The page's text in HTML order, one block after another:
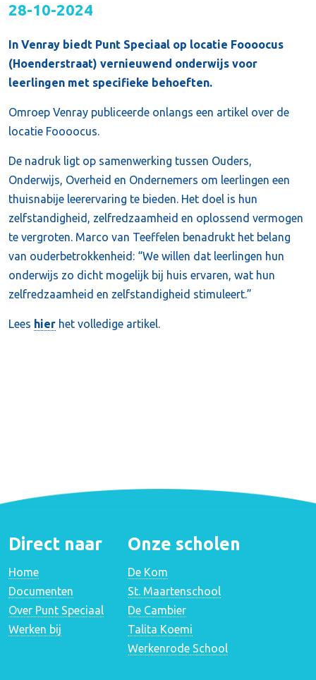
28-10-2024
In Venray biedt Punt Speciaal op locatie Foooocus
(Hoenderstraat) vernieuwend onderwijs voor
leerlingen met specifieke behoeften.
Omroep Venray publiceerde onlangs een artikel over de
locatie Foooocus.
De nadruk ligt op samenwerking tussen Ouders,
Onderwijs, Overheid en Ondernemers om leerlingen een
thuisnabije leerervaring te bieden. Het doel is hun
zelfstandigheid, zelfredzaamheid en oplossend vermogen
te vergroten. Marco van Teeffelen benadrukt het belang
van ouderbetrokkenheid: “We willen dat leerlingen hun
onderwijs zo dicht mogelijk bij huis ervaren, wat hun
zelfredzaamheid en zelfstandigheid stimuleert.”
Lees hier het volledige artikel.
Direct naar
Home
Documenten
Over Punt Speciaal
Werken bij
Onze scholen
De Kom
St. Maartenschool
De Cambier
Talita Koemi
Werkenrode School